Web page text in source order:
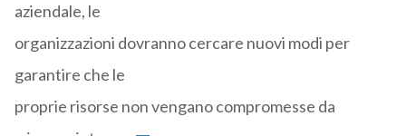
aziendale, le
organizzazioni dovranno cercare nuovi modi per
garantire che le
proprie risorse non vengano compromesse da